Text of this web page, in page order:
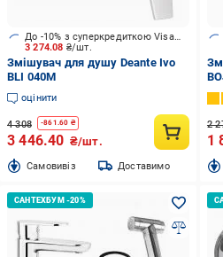
3 274.08 ₴/шт.
До -10% з суперкредиткою Visa Вигода
Змішувач для душу Deante Ivo
BLI 040M
оцінити
4 308 -861.60 ₴
3 446.40 ₴/шт.
Cамовивіз Доставимо
2
1